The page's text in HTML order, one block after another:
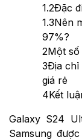
1.2Đặc
1.3Nên
97%?
2Một
3Địa chỉ
giá rẻ
4Kết
Galaxy S24
Samsung